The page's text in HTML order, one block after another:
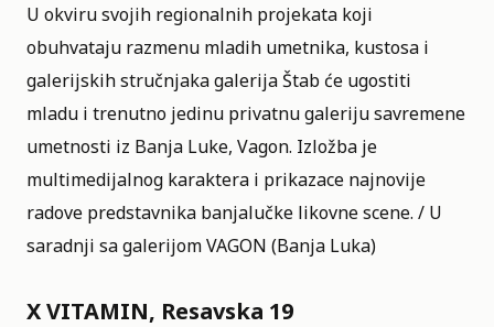
U okviru svojih regionalnih projekata koji
obuhvataju razmenu mladih umetnika, kustosa i
galerijskih stručnjaka galerija Štab će ugostiti
mladu i trenutno jedinu privatnu galeriju savremene
umetnosti iz Banja Luke, Vagon. Izložba je
multimedijalnog karaktera i prikazace najnovije
radove predstavnika banjalučke likovne scene. / U
saradnji sa galerijom VAGON (Banja Luka)
X VITAMIN, Resavska 19